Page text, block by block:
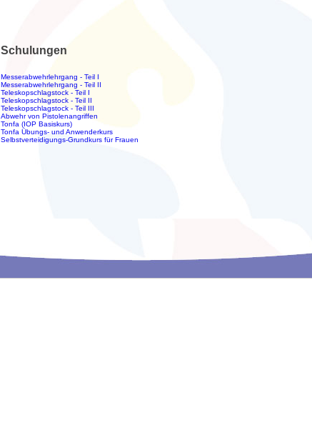
Schulungen
Messerabwehrlehrgang - Teil I
Messerabwehrlehrgang - Teil II
Teleskopschlagstock - Teil I
Teleskopschlagstock - Teil II
Teleskopschlagstock - Teil III
Abwehr von Pistolenangriffen
Tonfa (IOP Basiskurs)
Tonfa Übungs- und Anwenderkurs
Selbstverteidigungs-Grundkurs für Frauen